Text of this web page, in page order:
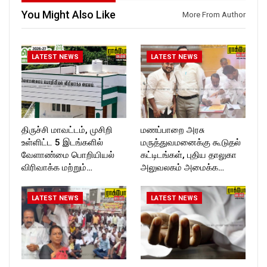
https://www.instagram.com/ro
ckforttimes/
Follow us on:
T_TIMES
Follow us on:
https://www.instagram.com/ro
Follow us on:
https://twitter.com/ROCKFOR
T_TIMESC
You Might Also Like More From Author
LATEST NEWS
திருச்சி மாவட்டம், முசிறி
உள்ளிட்ட 5 இடங்களில்
வேளாண்மை பொறியியல்
விரிவாக்க மற்றும்…
LATEST NEWS
மணப்பாறை அரசு
மருத்துவமனைக்கு கூடுதல்
கட்டிடங்கள், புதிய தாலுகா
அலுவலகம் அமைக்க…
LATEST NEWS LATEST NEWS